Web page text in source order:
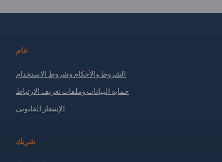
عام
الشروط والأحكام وشروط الاستخدام
حماية البيانات وملفات تعريف الارتباط
الإشعار القانوني
شريك